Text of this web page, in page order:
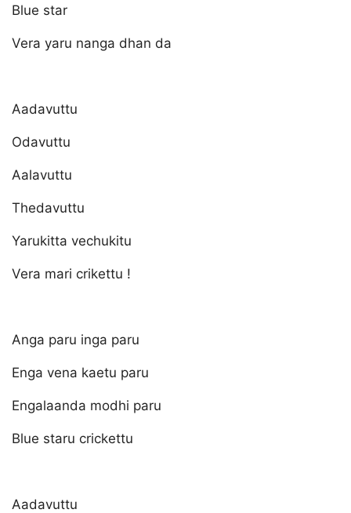
Blue star
Vera yaru nanga dhan da
Aadavuttu
Odavuttu
Aalavuttu
Thedavuttu
Yarukitta vechukitu
Vera mari crikettu !
Anga paru inga paru
Enga vena kaetu paru
Engalaanda modhi paru
Blue staru crickettu
Aadavuttu